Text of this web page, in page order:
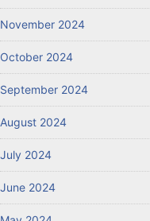
November 2024
October 2024
September 2024
August 2024
July 2024
June 2024